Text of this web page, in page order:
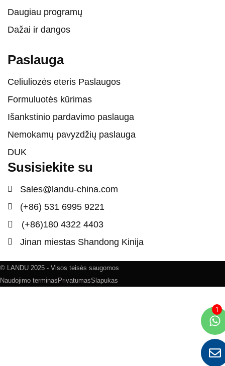
Daugiau programų
Dažai ir dangos
Paslauga
Celiuliozės eteris Paslaugos
Formuluotės kūrimas
Išankstinio pardavimo paslauga
Nemokamų pavyzdžių paslauga
DUK
Susisiekite su
Sales@landu-china.com
(+86) 531 6995 9221
(+86)180 4322 4403
Jinan miestas Shandong Kinija
© LANDU 2025 - Visos teisės saugomos
Naudojimo terminas PrivatumasSlapukas